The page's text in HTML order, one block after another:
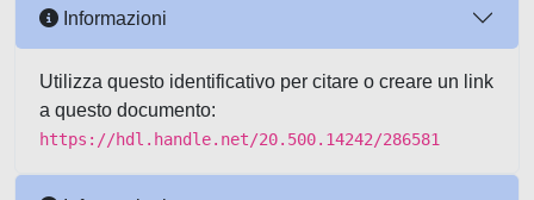
Informazioni
Utilizza questo identificativo per citare o creare un link
a questo documento:
https://hdl.handle.net/20.500.14242/286581